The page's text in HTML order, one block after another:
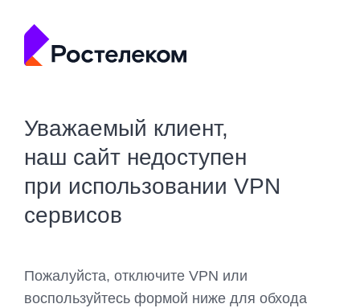
Уважаемый клиент,
наш сайт недоступен
при использовании VPN
сервисов
Пожалуйста, отключите VPN или
воспользуйтесь формой ниже для обхода